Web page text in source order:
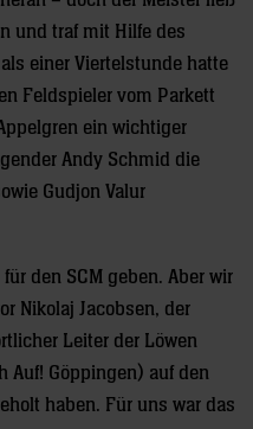
und traf mit Hilfe des
einer Viertelstunde hatte
Feldspieler vom Parkett
ein wichtiger
Andy Schmid die
Gudjon Valur
den SCM geben. Aber wir
Nikolaj Jacobsen, der
Leiter der Löwen
Auf! Göppingen) auf den
haben. Für uns war das